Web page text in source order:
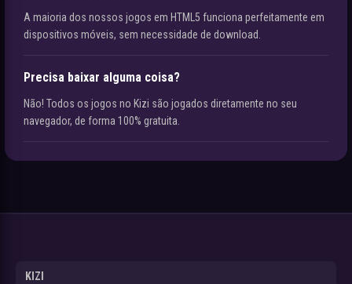
A maioria dos nossos jogos em HTML5 funciona perfeitamente em
dispositivos móveis, sem necessidade de download.
Precisa baixar alguma coisa?
Não! Todos os jogos no Kizi são jogados diretamente no seu
navegador, de forma 100% gratuita.
KIZI